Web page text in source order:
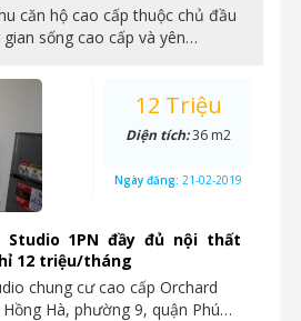
căn hộ cao cấp thuộc chủ đầu
sống cao cấp và yên…
Studio 1PN đầy đủ nội thất
12 triệu/tháng
chung cư cao cấp Orchard
Hà, phường 9, quận Phú…
12 Triệu
Diện tích:36 m2
Ngày đăng: 21-02-2019